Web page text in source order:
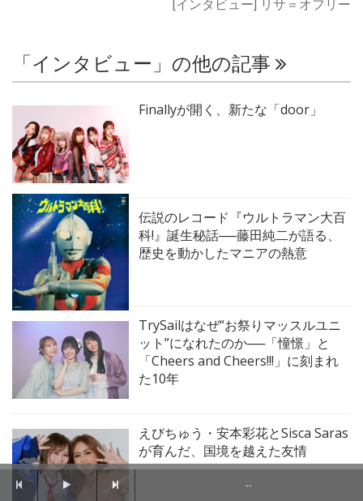
[インタビュー] リサ＝オフリー
「インタビュー」の他の記事
Finallyが開く、新たな「door」
伝説のレコード『ウルトラマン大百
科!』誕生秘話──藤田純二が語る、
歴史を動かしたマニアの熱意
TrySailはなぜ“お祭りマッスルユニ
ット”になれたのか──「憧憬」と
「Cheers and Cheers!!!」に刻まれ
た10年
えびちゅう・安本彩花とSisca Saras
が育んだ、国境を越えた友情
--